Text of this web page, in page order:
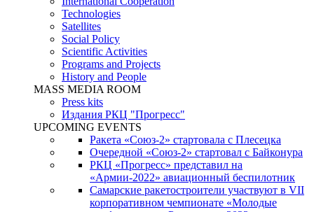
Technologies
Satellites
Social Policy
Scientific Activities
Programs and Projects
History and People
MASS MEDIA ROOM
Press kits
Издания РКЦ "Прогресс"
UPCOMING EVENTS
Ракета «Союз-2» стартовала с Плесецка
Очередной «Союз-2» стартовал с Байконура
РКЦ «Прогресс» представил на
«Армии-2022» авиационный беспилотник
Самарские ракетостроители участвуют в VII
корпоративном чемпионате «Молодые